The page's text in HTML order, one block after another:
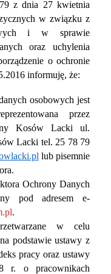
z dnia 27 kwietnia
w związku z
i w sprawie
oraz uchylenia
o ochronie
informuję, że:
osobowych jest
przez
Kosów Lacki ul.
Lacki tel. 25 78 79
lub pisemnie
Ochrony Danych
pod adresem e-
.
w celu
podstawie ustawy z
pracy oraz ustawy
r. o pracownikach